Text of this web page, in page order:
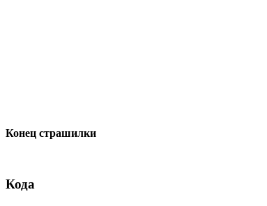
Конец страшилки
Кода